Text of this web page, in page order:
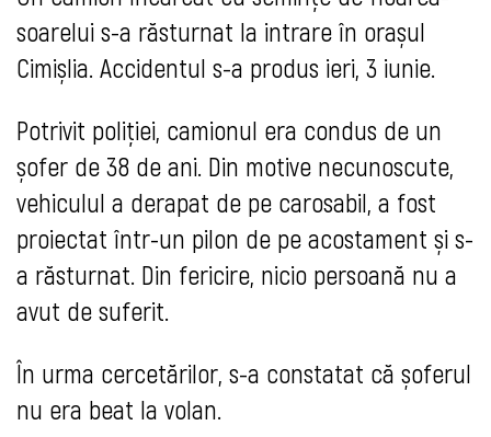
soarelui s-a răsturnat la intrare în orașul
Cimișlia. Accidentul s-a produs ieri, 3 iunie.
Potrivit poliției, camionul era condus de un
șofer de 38 de ani. Din motive necunoscute,
vehiculul a derapat de pe carosabil, a fost
proiectat într-un pilon de pe acostament și s-
a răsturnat. Din fericire, nicio persoană nu a
avut de suferit.
În urma cercetărilor, s-a constatat că șoferul
nu era beat la volan.